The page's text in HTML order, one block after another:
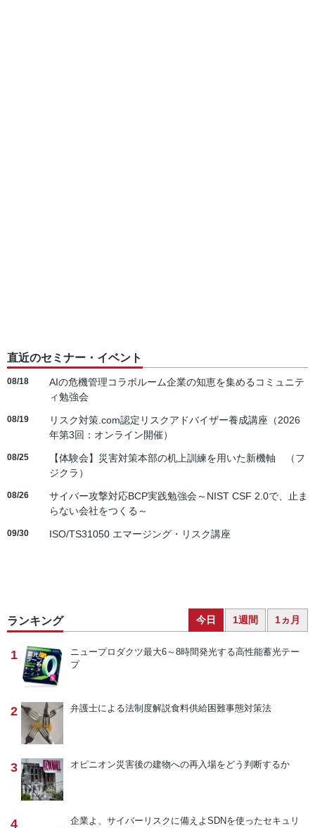
直近のセミナー・イベント
08/18
AIの危機管理コラボルーム企業の知恵を集めるコミュニテ
ィ勉強会
08/19
リスク対策.com認定リスクアドバイザー養成講座（2026
年第3回：オンライン開催）
08/25
【体験会】災害対策本部の机上訓練を用いた新機軸 （フ
ジクラ）
08/26
サイバー攻撃対応BCP実践勉強会～NIST CSF 2.0で、止ま
らない会社をつくる～
09/30 ISO/TS31050 エマージング・リスク講座
ランキング 今日 1週間 1ヵ月
1 ニュープロダクツ最大6～8時間発光する高性能蓄光テー
プ
2 弁護士による法制度解説食料供給困難事態対策法
3 オピニオン災害後の建物への再入場をどう判断するか
4 企業よ、サイバーリスクに備えよ SDNを使ったセキュリ